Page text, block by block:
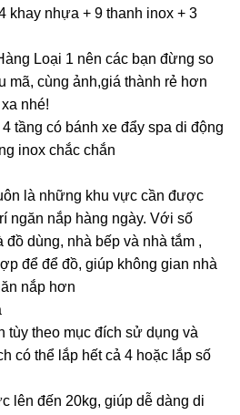
khay nhựa + 9 thanh inox + 3
Loại 1 nên các bạn đừng so
mã, cùng ảnh,giá thành rẻ hơn
nhé!
tầng có bánh xe đẩy spa di động
inox chắc chắn
là những khu vực cần được
ngăn nắp hàng ngày. Với số
dùng, nhà bếp và nhà tắm ,
để để đồ, giúp không gian nhà
nắp hơn
tùy theo mục đích sử dụng và
có thể lắp hết cả 4 hoặc lắp số
lên đến 20kg, giúp dễ dàng di